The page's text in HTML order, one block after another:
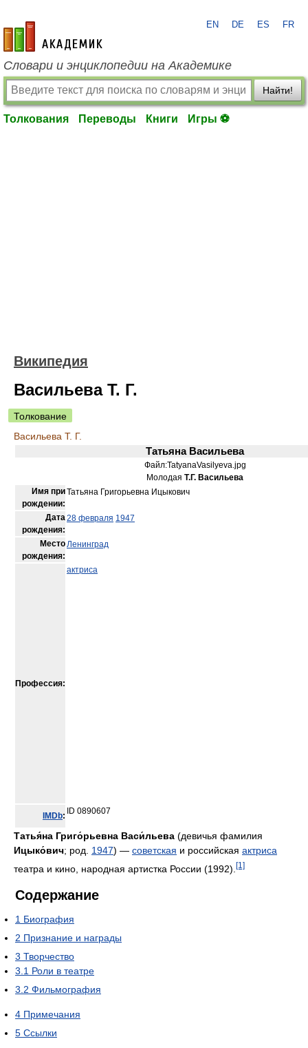
academic.ru
EN DE ES FR
Словари и энциклопедии на Академике
Найти!
Толкования Переводы Книги Игры ⚽
Википедия
Васильева Т. Г.
Толкование
Васильева Т. Г.
Татьяна Васильева
Файл:TatyanaVasilyeva.jpg
Молодая Т.Г. Васильева
Имя при
рождении:
Татьяна Григорьевна Ицыкович
Дата
рождения:
28 февраля 1947
Место
рождения:
Ленинград
Профессия:
актриса
IMDb: ID 0890607
Татья́на Григо́рьевна Васи́льева (девичья фамилия
Ицыко́вич; род. 1947) — советская и российская актриса
театра и кино, народная артистка России (1992). [1]
Содержание
1 Биография
2 Признание и награды
3 Творчество
3.1 Роли в театре
3.2 Фильмография
4 Примечания
5 Ссылки